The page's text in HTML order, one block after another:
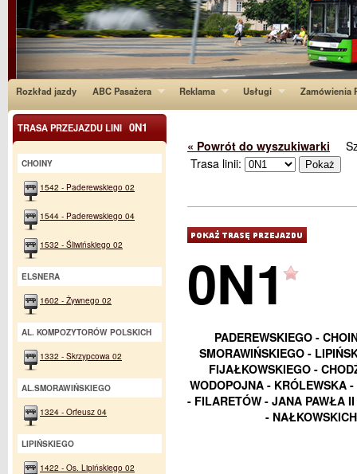
Rozkład jazdy ABC Pasażera Reklama Usługi Zamówienia
« Powrót do wyszukiwarki
Trasa linii:
0N1
PADEREWSKIEGO -
SMORAWIŃSKIEGO -
FIJAŁKOWSKIEGO -
WODOPOJNA - KRÓLEWSKA
- FILARETÓW - JANA PAWŁA
-
TRASA PRZEJAZDU LINI 0N1
CHOINY
1542 - Paderewskiego 02
1544 - Paderewskiego 04
1532 - Śliwińskiego 02
ELSNERA
1602 - Żywnego 02
AL. KOMPOZYTORÓW POLSKICH
1332 - Skrzypcowa 02
AL.SMORAWIŃSKIEGO
1324 - Orfeusz 04
LIPIŃSKIEGO
1422 - Os. Lipińskiego 02